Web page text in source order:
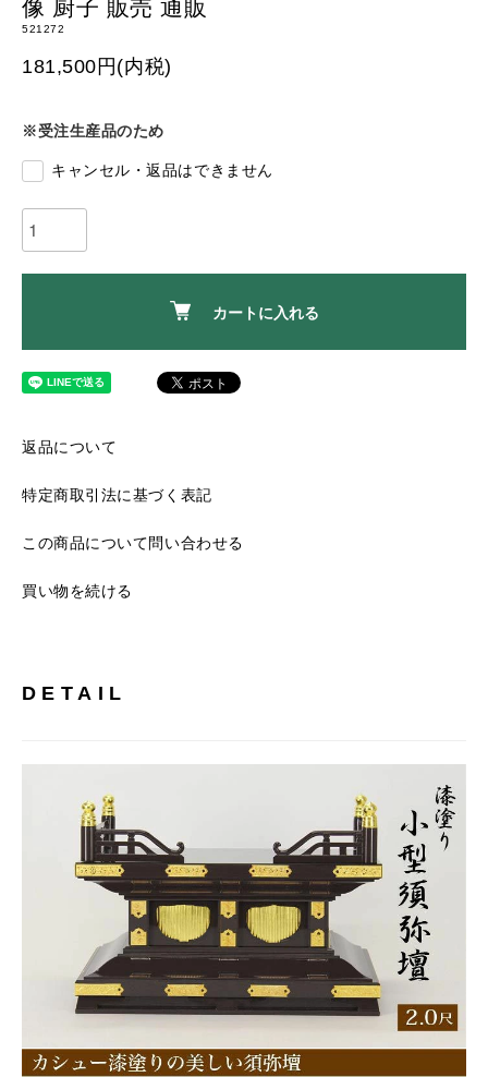
像 厨子 販売 通販
521272
181,500円(内税)
※受注生産品のため
キャンセル・返品はできません
カートに入れる
返品について
特定商取引法に基づく表記
この商品について問い合わせる
買い物を続ける
DETAIL